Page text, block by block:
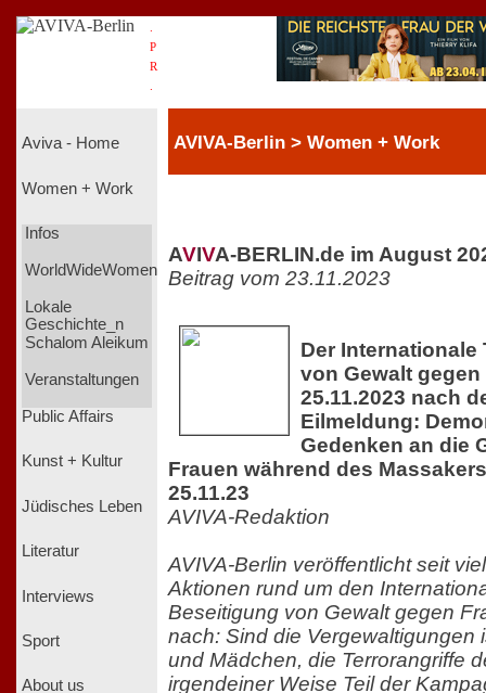
P
R
Aviva - Home
Women + Work
Infos
WorldWideWomen
Lokale
Geschichte_n
Schalom Aleikum
Veranstaltungen
Public Affairs
Kunst + Kultur
Jüdisches Leben
Literatur
Interviews
Sport
About us
AVIVA-Berlin > Women + Work
AVIVA-BERLIN.de im August
Beitrag vom 23.11.2023
Der
von Gewalt gegen
25.11.2023 nach
Eilmeldung:
Gedenken an die
Frauen während des
25.11.23
AVIVA-Redaktion
AVIVA-Berlin veröffentlicht seit
Aktionen rund um den
Beseitigung von Gewalt gegen
nach: Sind die Vergewaltigungen
und Mädchen, die Terrorangriffe
irgendeiner Weise Teil der